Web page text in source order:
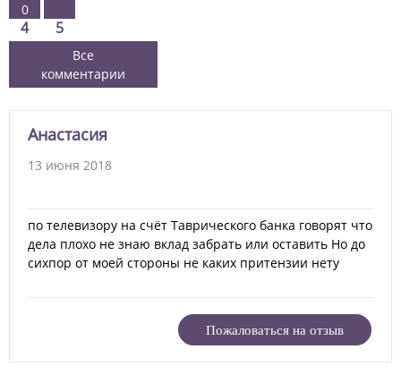
0
4 5
Все
комментарии
Анастасия
13 июня 2018
по телевизору на счёт Таврического банка говорят что
дела плохо не знаю вклад забрать или оставить Но до
сихпор от моей стороны не каких притензии нету
Пожаловаться на отзыв